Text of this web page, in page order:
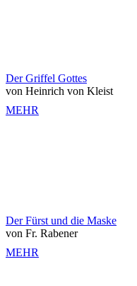
Der Griffel Gottes
von Heinrich von Kleist
MEHR
Der Fürst und die Maske
von Fr. Rabener
MEHR